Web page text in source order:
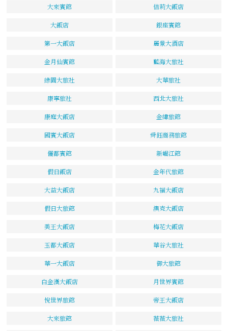
大來賓館 佶莉大飯店
大飯店 銀座賓館
第一大飯店 麗景大酒店
金月仙賓館 藍海大旅社
綠園大旅社 大華旅社
康寧旅社 西北大旅社
康庭大飯店 金緯旅館
國賓大飯店 舜鈺商務旅館
儷都賓館 新崛江館
假日飯店 金年代旅館
大益大飯店 九福大飯店
假日大旅館 澳克大飯店
美王大飯店 梅花大飯店
玉都大飯店 華谷大旅社
華一大飯店 御大旅館
白金漢大飯店 月世界賓館
悅世界旅館 帝王大飯店
大來旅館 薇薇大旅社